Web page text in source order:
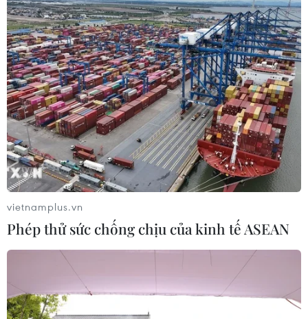
vietnamplus.vn
Phép thử sức chống chịu của kinh tế ASEAN